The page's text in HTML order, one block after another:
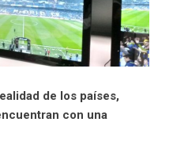
de los países,
con una